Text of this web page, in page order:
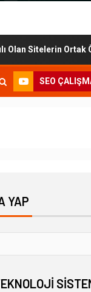
Sitelerin Ortak
SEO
YAP